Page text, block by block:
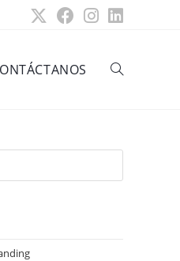
Alternar
búsqueda
Escape